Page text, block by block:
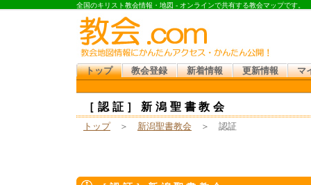
全国のキリスト教会情報・地図 - オンラインで共有する教会マップです。
トップ 教会登録 新着情報 更新情報 マ
［認証］新潟聖書教会
トップ ＞ 新潟聖書教会 ＞ 認証